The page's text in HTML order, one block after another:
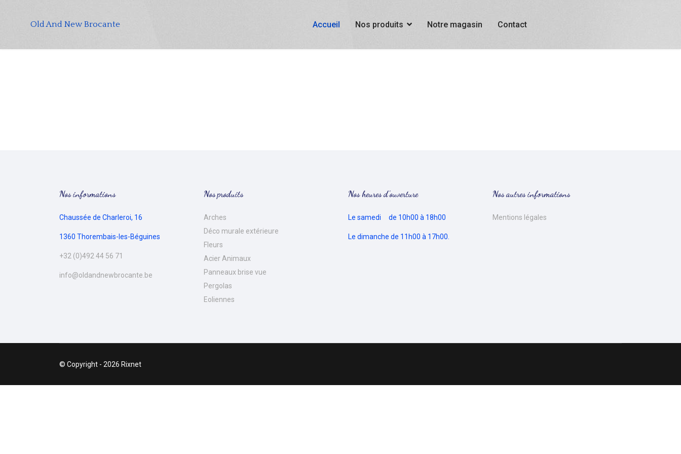
Old And New Brocante Accueil Nos produits Notre magasin Contact
Nos informations
Chaussée de Charleroi, 16
1360 Thorembais-les-Béguines
+32 (0)492 44 56 71
info@oldandnewbrocante.be
Nos produits
Arches
Déco murale extérieure
Fleurs
Acier Animaux
Panneaux brise vue
Pergolas
Eoliennes
Nos heures d'ouverture
Le samedi de 10h00 à 18h00
Le dimanche de 11h00 à 17h00.
Nos autres informations
Mentions légales
© Copyright - 2026 Rixnet